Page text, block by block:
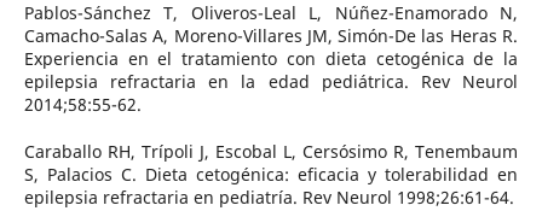
Pablos-Sánchez T, Oliveros-Leal L, Núñez-Enamorado N,
Camacho-Salas A, Moreno-Villares JM, Simón-De las Heras R.
Experiencia en el tratamiento con dieta cetogénica de la
epilepsia refractaria en la edad pediátrica. Rev Neurol
2014;58:55-62.
Caraballo RH, Trípoli J, Escobal L, Cersósimo R, Tenembaum
S, Palacios C. Dieta cetogénica: eficacia y tolerabilidad en
epilepsia refractaria en pediatría. Rev Neurol 1998;26:61-64.